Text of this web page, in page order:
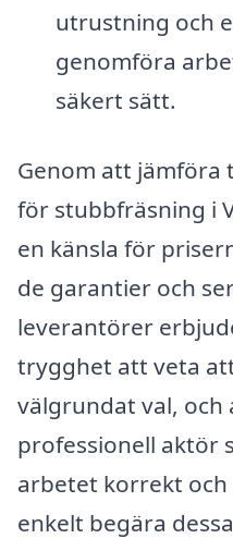
utrustning och
genomföra
säkert sätt.
Genom att jämföra
för stubbfräsning i
en känsla för
de garantier och
leverantörer
trygghet att veta
välgrundat val, och
professionell aktör
arbetet korrekt
enkelt begära